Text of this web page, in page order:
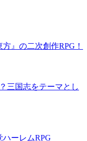
』の二次創作RPG！
三国志をテーマとし
ーレムRPG